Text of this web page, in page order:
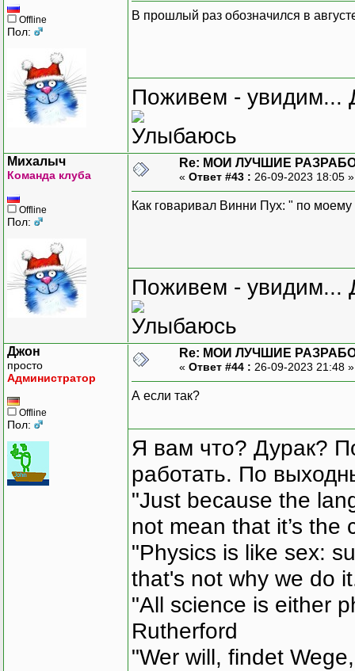
Offline
Пол:
В прошлый раз обозначился в
Поживем - увидим...
Михалыч
Команда клуба
Offline
Пол:
Re: МОИ ЛУЧШИЕ
« Ответ #43 : 26-09-2023 18:05
Как говаривал Винни Пух: " по
Поживем - увидим...
Джон
просто
Администратор
Offline
Пол:
Re: МОИ ЛУЧШИЕ
« Ответ #44 : 26-09-2023 21:48
А если так?
Я вам что? Дурак?
работать. По
"Just because the
not mean that it’s the
"Physics is like sex:
that's not why we do
"All science is either
Rutherford
"Wer will, findet